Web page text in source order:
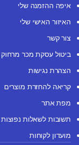
איפה ההזמנה שלי
האיזור האישי שלי
צור קשר
ביטול עסקת מכר מרחוק
הצהרת נגישות
קריאה להחזרת מוצרים
מפת אתר
תשובות לשאלות נפוצות
מועדון לקוחות